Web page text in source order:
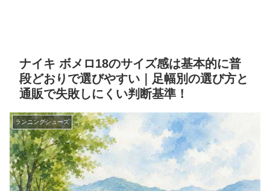
ナイキ ボメロ18のサイズ感は基本的に普
段どおりで選びやすい｜足幅別の選び方と
通販で失敗しにくい判断基準！
ランニングシューズ